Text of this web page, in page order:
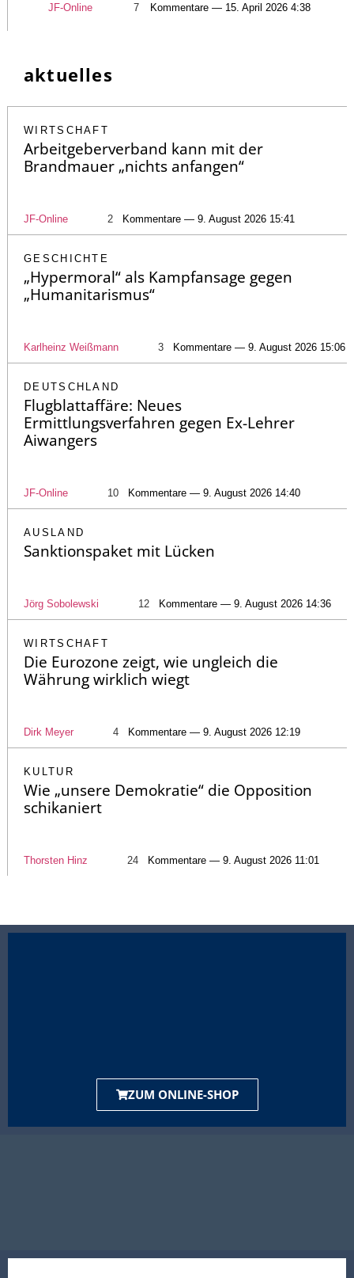
JF-Online 7 Kommentare — 15. April 2026 4:38
aktuelles
WIRTSCHAFT
Arbeitgeberverband kann mit der
Brandmauer „nichts anfangen“
JF-Online 2 Kommentare — 9. August 2026 15:41
GESCHICHTE
„Hypermoral“ als Kampfansage gegen
„Humanitarismus“
Karlheinz Weißmann 3 Kommentare — 9. August 2026 15:06
DEUTSCHLAND
Flugblattaffäre: Neues
Ermittlungsverfahren gegen Ex-Lehrer
Aiwangers
JF-Online 10 Kommentare — 9. August 2026 14:40
AUSLAND
Sanktionspaket mit Lücken
Jörg Sobolewski 12 Kommentare — 9. August 2026 14:36
WIRTSCHAFT
Die Eurozone zeigt, wie ungleich die
Währung wirklich wiegt
Dirk Meyer 4 Kommentare — 9. August 2026 12:19
KULTUR
Wie „unsere Demokratie“ die Opposition
schikaniert
Thorsten Hinz 24 Kommentare — 9. August 2026 11:01
ZUM ONLINE-SHOP